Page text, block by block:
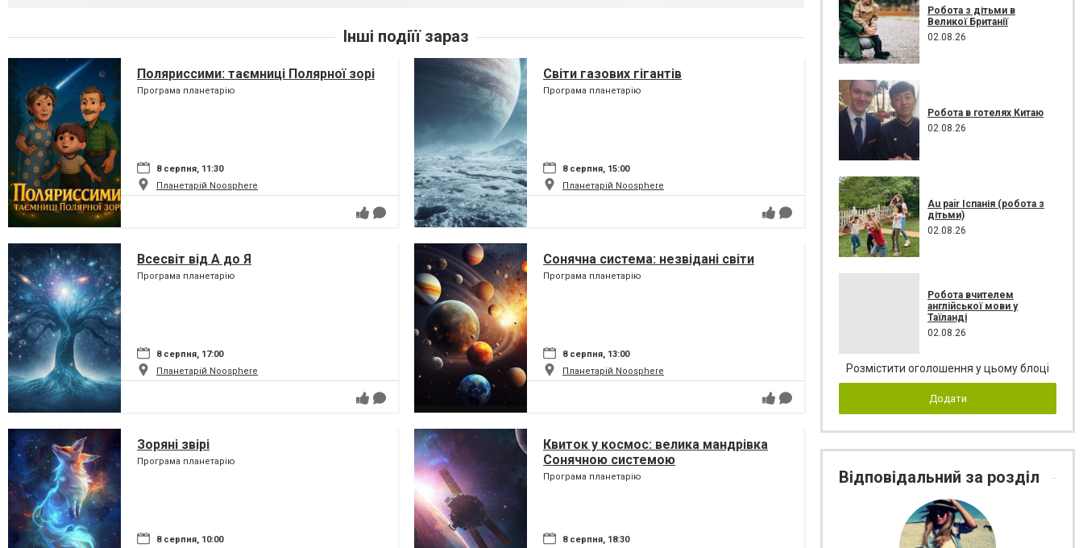
Інші подіїї зараз
Поляриссими: таємниці Полярної зорі
Програма планетарію
8 серпня, 11:30
Планетарій Noosphere
Світи газових гігантів
Програма планетарію
8 серпня, 15:00
Планетарій Noosphere
Всесвіт від А до Я
Програма планетарію
8 серпня, 17:00
Планетарій Noosphere
Сонячна система: незвідані світи
Програма планетарію
8 серпня, 13:00
Планетарій Noosphere
Зоряні звірі
Програма планетарію
8 серпня, 10:00
Квиток у космос: велика мандрівка
Сонячною системою
Програма планетарію
8 серпня, 18:30
Робота з дітьми в
Великої Британії
02.08.26
Робота в готелях Китаю
02.08.26
Au pair Іспанія (робота з
дітьми)
02.08.26
Робота вчителем
англійської мови у
Таїланді
02.08.26
Розмістити оголошення у цьому блоці
Додати
Відповідальний за розділ